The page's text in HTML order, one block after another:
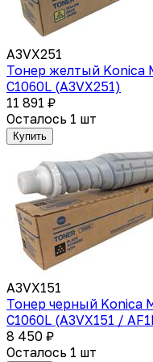
A3VX251
Тонер желтый Konica
C1060L (A3VX251)
11 891 ₽
Осталось 1 шт
Купить
A3VX151
Тонер черный Konica
C1060L (A3VX151 /
8 450 ₽
Осталось 1 шт